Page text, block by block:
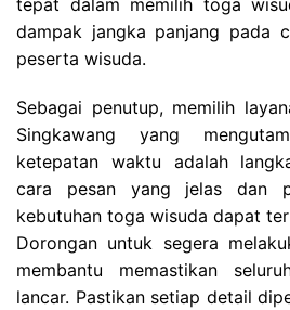
tepat dalam memilih toga
dampak jangka panjang pada
peserta wisuda.
Sebagai penutup, memilih
Singkawang yang
ketepatan waktu adalah
cara pesan yang jelas dan
kebutuhan toga wisuda dapat
Dorongan untuk segera
membantu memastikan
lancar. Pastikan setiap detail